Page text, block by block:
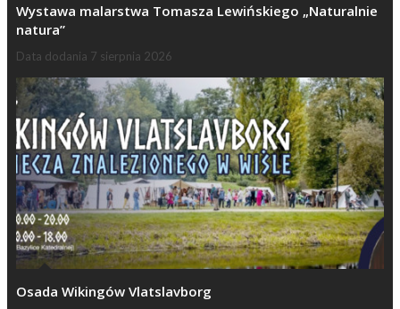
Wystawa malarstwa Tomasza Lewińskiego „Naturalnie
natura”
Data dodania 7 sierpnia 2026
Osada Wikingów Vlatslavborg